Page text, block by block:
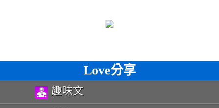
Love分享
趣味文